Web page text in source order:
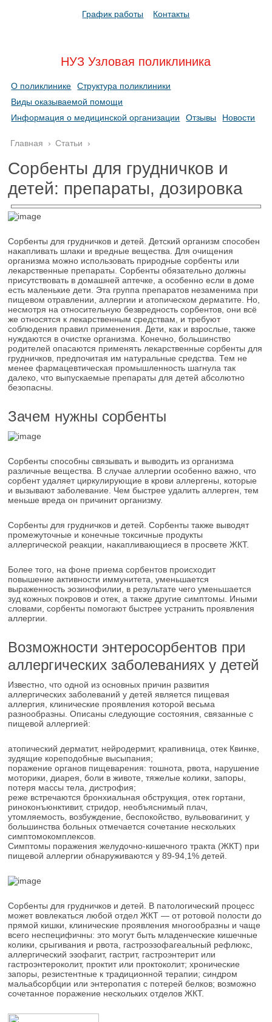
График работы Контакты
НУЗ Узловая поликлиника
О поликлинике
Структура поликлиники
Виды оказываемой помощи
Информация о медицинской организации
Отзывы Новости
Главная › Статьи ›
Сорбенты для грудничков и
детей: препараты, дозировка
Сорбенты для грудничков и детей. Детский организм способен
накапливать шлаки и вредные вещества. Для очищения
организма можно использовать природные сорбенты или
лекарственные препараты. Сорбенты обязательно должны
присутствовать в домашней аптечке, а особенно если в доме
есть маленькие дети. Эта группа препаратов незаменима при
пищевом отравлении, аллергии и атопическом дерматите. Но,
несмотря на относительную безвредность сорбентов, они всё
же относятся к лекарственным средствам, и требуют
соблюдения правил применения. Дети, как и взрослые, также
нуждаются в очистке организма. Конечно, большинство
родителей опасаются применять лекарственные сорбенты для
грудничков, предпочитая им натуральные средства. Тем не
менее фармацевтическая промышленность шагнула так
далеко, что выпускаемые препараты для детей абсолютно
безопасны.
Зачем нужны сорбенты
Сорбенты способны связывать и выводить из организма
различные вещества. В случае аллергии особенно важно, что
сорбент удаляет циркулирующие в крови аллергены, которые
и вызывают заболевание. Чем быстрее удалить аллерген, тем
меньше вреда он причинит организму.
Сорбенты для грудничков и детей. Сорбенты также выводят
промежуточные и конечные токсичные продукты
аллергической реакции, накапливающиеся в просвете ЖКТ.
Более того, на фоне приема сорбентов происходит
повышение активности иммунитета, уменьшается
выраженность эозинофилии, в результате чего уменьшается
зуд кожных покровов и отек, а также другие симптомы. Иными
словами, сорбенты помогают быстрее устранить проявления
аллергии.
Возможности энтеросорбентов при
аллергических заболеваниях у детей
Известно, что одной из основных причин развития
аллергических заболеваний у детей является пищевая
аллергия, клинические проявления которой весьма
разнообразны. Описаны следующие состояния, связанные с
пищевой аллергией:
атопический дерматит, нейродермит, крапивница, отек Квинке,
зудящие кореподобные высыпания;
поражение органов пищеварения: тошнота, рвота, нарушение
моторики, диарея, боли в животе, тяжелые колики, запоры,
потеря массы тела, дистрофия;
реже встречаются бронхиальная обструкция, отек гортани,
риноконъюнктивит, стридор, необъяснимый плач,
утомляемость, возбуждение, беспокойство, вульвовагинит, у
большинства больных отмечается сочетание нескольких
симптомокомплексов.
Симптомы поражения желудочно-кишечного тракта (ЖКТ) при
пищевой аллергии обнаруживаются у 89-94,1% детей.
Сорбенты для грудничков и детей. В патологический процесс
может вовлекаться любой отдел ЖКТ — от ротовой полости до
прямой кишки, клинические проявления многообразны и чаще
всего неспецифичны: это могут быть младенческие кишечные
колики, срыгивания и рвота, гастроэзофагеальный рефлюкс,
аллергический эзофагит, гастрит, гастроэнтерит или
гастроэнтероколит, проктит или проктоколит; хронические
запоры, резистентные к традиционной терапии; синдром
мальабсорбции или энтеропатия с потерей белков; возможно
сочетанное поражение нескольких отделов ЖКТ.